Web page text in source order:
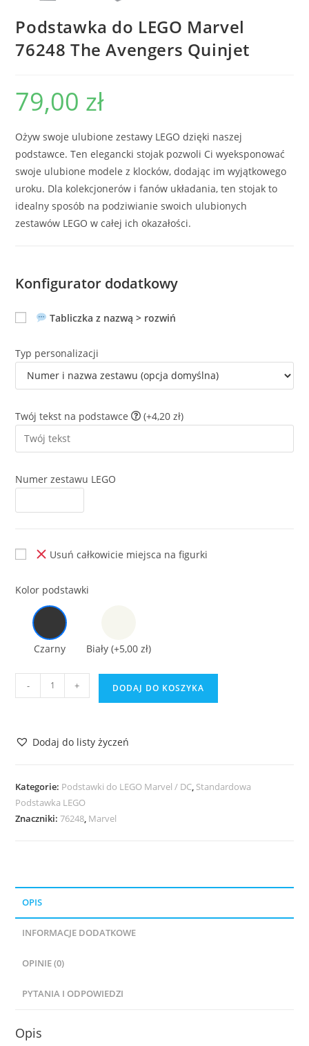
Podstawka do LEGO Marvel
76248 The Avengers Quinjet
79,00 zł
Ożyw swoje ulubione zestawy LEGO dzięki naszej
podstawce. Ten elegancki stojak pozwoli Ci wyeksponować
swoje ulubione modele z klocków, dodając im wyjątkowego
uroku. Dla kolekcjonerów i fanów układania, ten stojak to
idealny sposób na podziwianie swoich ulubionych
zestawów LEGO w całej ich okazałości.
Konfigurator dodatkowy
Tabliczka z nazwą > rozwiń
Typ personalizacji
Twój tekst na podstawce (+4,20 zł)
Numer zestawu LEGO
Usuń całkowicie miejsca na figurki
Kolor podstawki
Czarny Biały(+5,00 zł)
Podstawka
Marvel
The
Avengers
Quinjet
- + DODAJ DO KOSZYKA
Dodaj do listy życzeń
Kategorie: Podstawki do LEGO Marvel / DC Standardowa
Podstawka LEGO
Znaczniki:76248 Marvel
OPIS
INFORMACJE DODATKOWE
OPINIE (0)
PYTANIA I ODPOWIEDZI
Opis